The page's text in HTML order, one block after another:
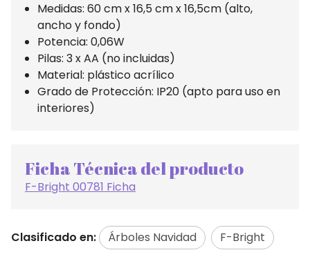
Medidas: 60 cm x 16,5 cm x 16,5cm (alto,
ancho y fondo)
Potencia: 0,06W
Pilas: 3 x AA (no incluidas)
Material: plástico acrílico
Grado de Protección: IP20 (apto para uso en
interiores)
Ficha Técnica del producto
F-Bright 00781 Ficha
Clasificado en: Árboles Navidad F-Bright